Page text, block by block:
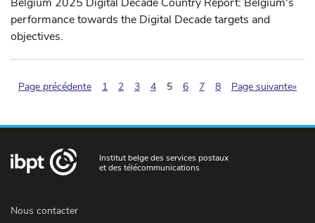
performance towards the Digital Decade targets and
objectives.
Page précédente 1 2 3 4 5(pagination.current)
6 7 8 Page suivante»
Institut belge des services postaux
et des télécommunications
Nous contacter